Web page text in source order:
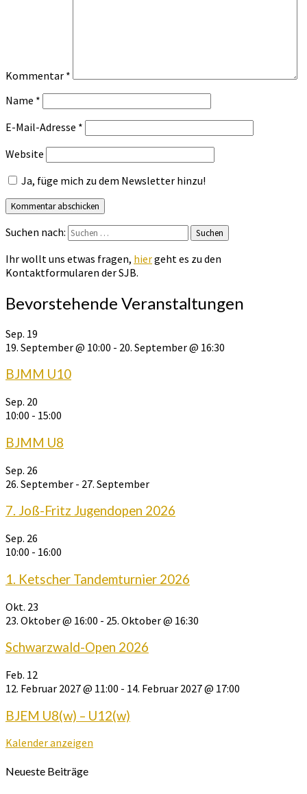
Kommentar *
Name *
E-Mail-Adresse *
Website
Ja, füge mich zu dem Newsletter hinzu!
Suchen nach: Suchen
Ihr wollt uns etwas fragen, hiergeht es zu den
Kontaktformularen der SJB.
Bevorstehende Veranstaltungen
Sep. 19
19. September @ 10:00 - 20. September @ 16:30
BJMM U10
Sep. 20
10:00 - 15:00
BJMM U8
Sep. 26
26. September - 27. September
7. Joß-Fritz Jugendopen 2026
Sep. 26
10:00 - 16:00
1. Ketscher Tandemturnier 2026
Okt. 23
23. Oktober @ 16:00 - 25. Oktober @ 16:30
Schwarzwald-Open 2026
Feb. 12
12. Februar 2027 @ 11:00 - 14. Februar 2027 @ 17:00
BJEM U8(w) – U12(w)
Kalender anzeigen
Neueste Beiträge